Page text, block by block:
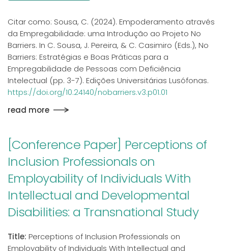
Citar como: Sousa, C. (2024). Empoderamento através
da Empregabilidade: uma Introdução ao Projeto No
Barriers. In C. Sousa, J. Pereira, & C. Casimiro (Eds.), No
Barriers: Estratégias e Boas Práticas para a
Empregabilidade de Pessoas com Deficiência
Intelectual (pp. 3-7). Edições Universitárias Lusófonas.
https://doi.org/10.24140/nobarriers.v3.p01.01
read more
[Conference Paper] Perceptions of
Inclusion Professionals on
Employability of Individuals With
Intellectual and Developmental
Disabilities: a Transnational Study
Title: Perceptions of Inclusion Professionals on
Employability of Individuals With Intellectual and